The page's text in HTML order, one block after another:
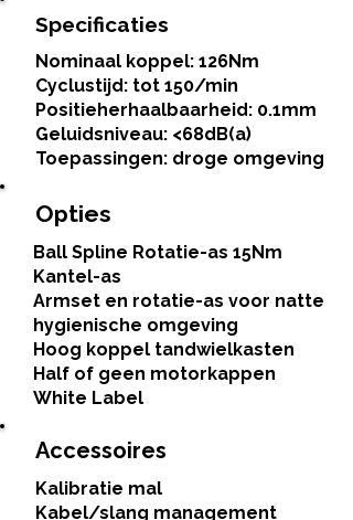
Specificaties
Nominaal koppel: 126Nm
Cyclustijd: tot 150/min
Positieherhaalbaarheid: 0.1mm
Geluidsniveau: <68dB(a)
Toepassingen: droge omgeving
Opties
Ball Spline Rotatie-as 15Nm
Kantel-as
Armset en rotatie-as voor natte
hygienische omgeving
Hoog koppel tandwielkasten
Half of geen motorkappen
White Label
Accessoires
Kalibratie mal
Kabel/slang management